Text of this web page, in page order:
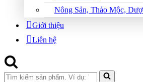
Nông Sản, Thảo Mộc,
Giới thiệu
Liên hệ
Search